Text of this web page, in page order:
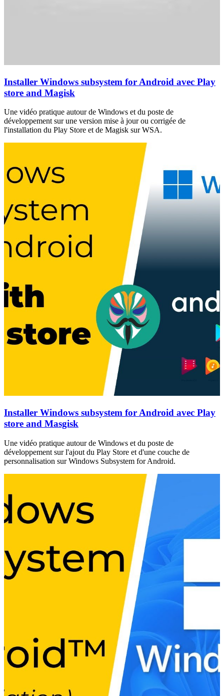
Installer Windows subsystem for Android avec Play
store and Magisk
Une vidéo pratique autour de Windows et du poste de
développement sur une version mise à jour ou corrigée de
l'installation du Play Store et de Magisk sur WSA.
Installer Windows subsystem for Android avec Play
store and Masgisk
Une vidéo pratique autour de Windows et du poste de
développement sur l'ajout du Play Store et d'une couche de
personnalisation sur Windows Subsystem for Android.